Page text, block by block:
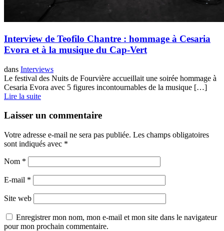
Interview de Teofilo Chantre : hommage à Cesaria
Evora et à la musique du Cap-Vert
dans Interviews
Le festival des Nuits de Fourvière accueillait une soirée hommage à
Cesaria Evora avec 5 figures incontournables de la musique […]
Lire la suite
Laisser un commentaire
Votre adresse e-mail ne sera pas publiée. Les champs obligatoires
sont indiqués avec *
Nom *
E-mail *
Site web
Enregistrer mon nom, mon e-mail et mon site dans le navigateur
pour mon prochain commentaire.